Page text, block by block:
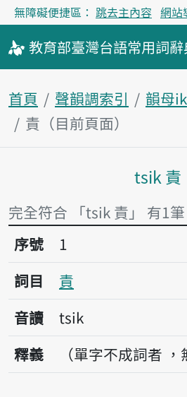
無障礙便捷區： 跳去主內容 網站
教育部臺灣台語常用詞
首頁 聲韻調索引
韻母ik
責（目前頁面）
主內
tsik 責
完全符合 「tsik 責」 有1筆
序號1責
序號
1
詞目
責
音讀
tsik
釋義
（單字不成詞者 ，